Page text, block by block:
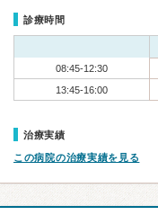
診療時間
08:45-12:30
13:45-16:00
治療実績
この病院の治療実績を見る